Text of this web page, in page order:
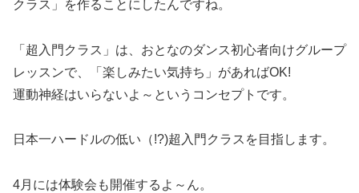
クラス」を作ることにしたんですね。
「超入門クラス」は、おとなのダンス初心者向けグループ
レッスンで、「楽しみたい気持ち」があればOK!
運動神経はいらないよ～というコンセプトです。
日本一ハードルの低い（!?)超入門クラスを目指します。
4月には体験会も開催するよ～ん。